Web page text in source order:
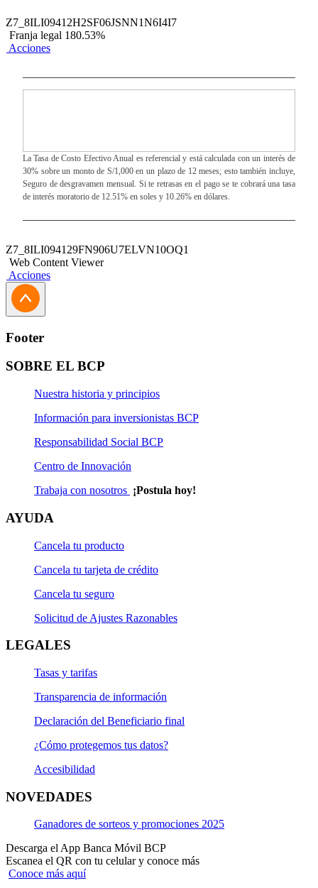
Z7_8ILI09412H2SF06JSNN1N6I4I7
Franja legal 180.53%
Acciones
La Tasa de Costo Efectivo Anual es referencial y está calculada con un interés de
30% sobre un monto de S/1,000 en un plazo de 12 meses; esto también incluye,
Seguro de desgravamen mensual. Si te retrasas en el pago se te cobrará una tasa
de interés moratorio de 12.51% en soles y 10.26% en dólares.
Z7_8ILI094129FN906U7ELVN10OQ1
Web Content Viewer
Acciones
Footer
SOBRE EL BCP
Nuestra historia y principios
Información para inversionistas BCP
Responsabilidad Social BCP
Centro de Innovación
Trabaja con nosotros ¡Postula hoy!
AYUDA
Cancela tu producto
Cancela tu tarjeta de crédito
Cancela tu seguro
Solicitud de Ajustes Razonables
LEGALES
Tasas y tarifas
Transparencia de información
Declaración del Beneficiario final
¿Cómo protegemos tus datos?
Accesibilidad
NOVEDADES
Ganadores de sorteos y promociones 2025
Descarga el App Banca Móvil BCP
Escanea el QR con tu celular y conoce más
Conoce más aquí